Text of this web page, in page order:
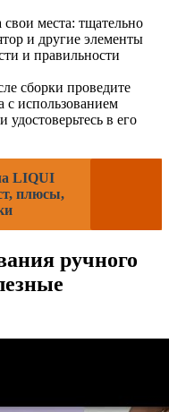
места: тщательно
и другие элементы
и правильности
сборки проведите
с использованием
удостоверьтесь в его
LIQUI
плюсы,
ручного